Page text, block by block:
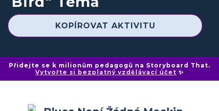
KOPÍROVAT AKTIVITU
Přidejte se k milionům pedagogů na Storyboard That.
Vytvořte si bezplatný vzdělávací účet ✨